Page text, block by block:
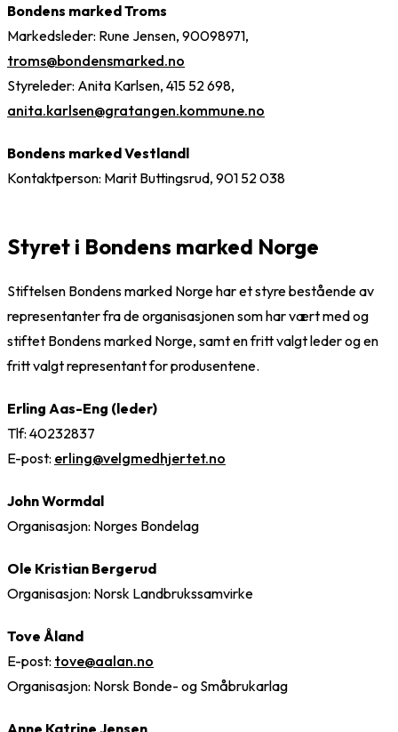
Bondens marked Troms
Markedsleder: Rune Jensen, 90098971,
troms@bondensmarked.no
Styreleder: Anita Karlsen, 415 52 698,
anita.karlsen@gratangen.kommune.no
Bondens marked Vestlandl
Kontaktperson: Marit Buttingsrud, 901 52 038
Styret i Bondens marked Norge
Stiftelsen Bondens marked Norge har et styre bestående av
representanter fra de organisasjonen som har vært med og
stiftet Bondens marked Norge, samt en fritt valgt leder og en
fritt valgt representant for produsentene.
Erling Aas-Eng (leder)
Tlf: 40232837
E-post: erling@velgmedhjertet.no
John Wormdal
Organisasjon: Norges Bondelag
Ole Kristian Bergerud
Organisasjon: Norsk Landbrukssamvirke
Tove Åland
E-post: tove@aalan.no
Organisasjon: Norsk Bonde- og Småbrukarlag
Anne Katrine Jensen